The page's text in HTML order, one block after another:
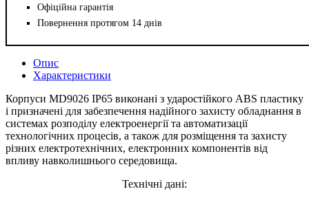
Офіційна гарантія
Повернення протягом 14 днів
Опис
Характеристики
Корпуси MD9026 IP65 виконані з ударостійкого ABS пластику
і призначені для забезпечення надійного захисту обладнання в
системах розподілу електроенергії та автоматизації
технологічних процесів, а також для розміщення та захисту
різних електротехнічних, електронних компонентів від
впливу навколишнього середовища.
Технічні дані: